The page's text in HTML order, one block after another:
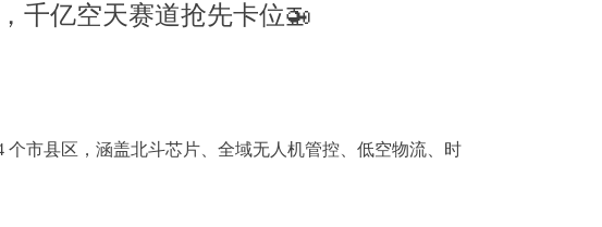
千亿空天赛道抢先卡位🚁
市县区，涵盖北斗芯片、全域无人机管控、低空物流、时